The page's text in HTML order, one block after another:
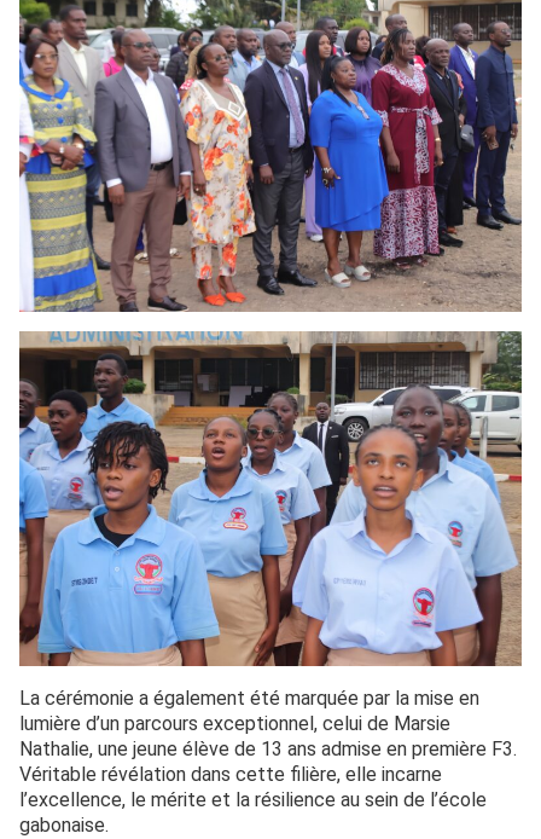
La cérémonie a également été marquée par la mise en
lumière d’un parcours exceptionnel, celui de Marsie
Nathalie, une jeune élève de 13 ans admise en première F3.
Véritable révélation dans cette filière, elle incarne
l’excellence, le mérite et la résilience au sein de l’école
gabonaise.